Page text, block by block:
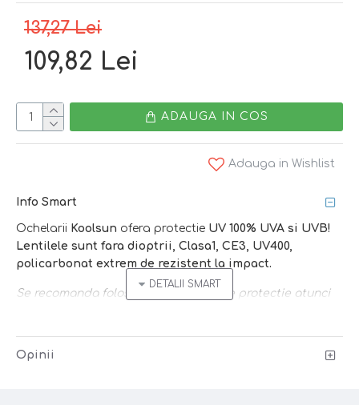
137,27 Lei
109,82 Lei
ADAUGA IN COS
Adauga in Wishlist
Info Smart
Ochelarii Koolsun ofera protectie UV 100% UVA si UVB!
Lentilele sunt fara dioptrii, Clasa1, CE3, UV400,
policarbonat extrem de rezistent la impact.
Se recomanda folosirea ochelarilor de protectie atunci
Opinii